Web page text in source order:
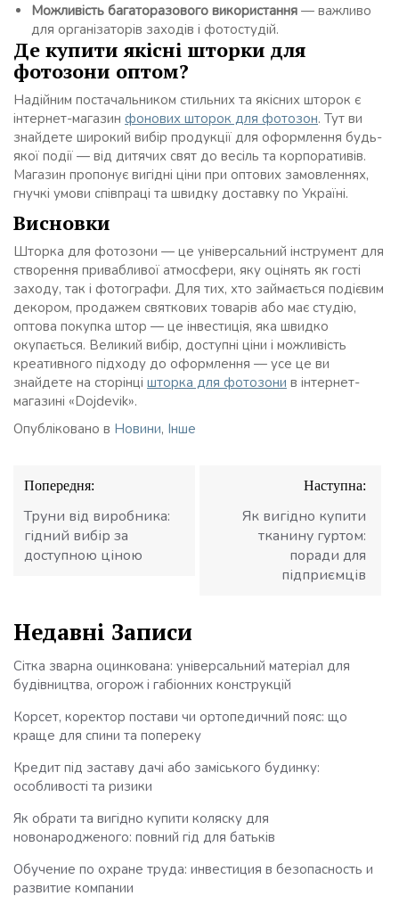
Можливість багаторазового використання — важливо
для організаторів заходів і фотостудій.
Де купити якісні шторки для
фотозони оптом?
Надійним постачальником стильних та якісних шторок є
інтернет-магазин фонових шторок для фотозон. Тут ви
знайдете широкий вибір продукції для оформлення будь-
якої події — від дитячих свят до весіль та корпоративів.
Магазин пропонує вигідні ціни при оптових замовленнях,
гнучкі умови співпраці та швидку доставку по Україні.
Висновки
Шторка для фотозони — це універсальний інструмент для
створення привабливої атмосфери, яку оцінять як гості
заходу, так і фотографи. Для тих, хто займається подієвим
декором, продажем святкових товарів або має студію,
оптова покупка штор — це інвестиція, яка швидко
окупається. Великий вибір, доступні ціни і можливість
креативного підходу до оформлення — усе це ви
знайдете на сторінці шторка для фотозони в інтернет-
магазині «Dojdevik».
Опубліковано в Новини, Інше
Навігація
записів
Попередня:
Труни від виробника:
гідний вибір за
доступною ціною
Наступна:
Як вигідно купити
тканину гуртом:
поради для
підприємців
Недавні Записи
Сітка зварна оцинкована: універсальний матеріал для
будівництва, огорож і габіонних конструкцій
Корсет, коректор постави чи ортопедичний пояс: що
краще для спини та попереку
Кредит під заставу дачі або заміського будинку:
особливості та ризики
Як обрати та вигідно купити коляску для
новонародженого: повний гід для батьків
Обучение по охране труда: инвестиция в безопасность и
развитие компании